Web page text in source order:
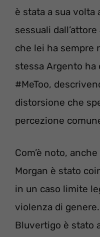
è stata a sua volta
sessuali dall’attore
che lei ha sempre
stessa Argento
#MeToo,
distorsione che
percezione
Com’è noto,
Morgan è stato
in un caso limite
violenza di
Bluvertigo è stato